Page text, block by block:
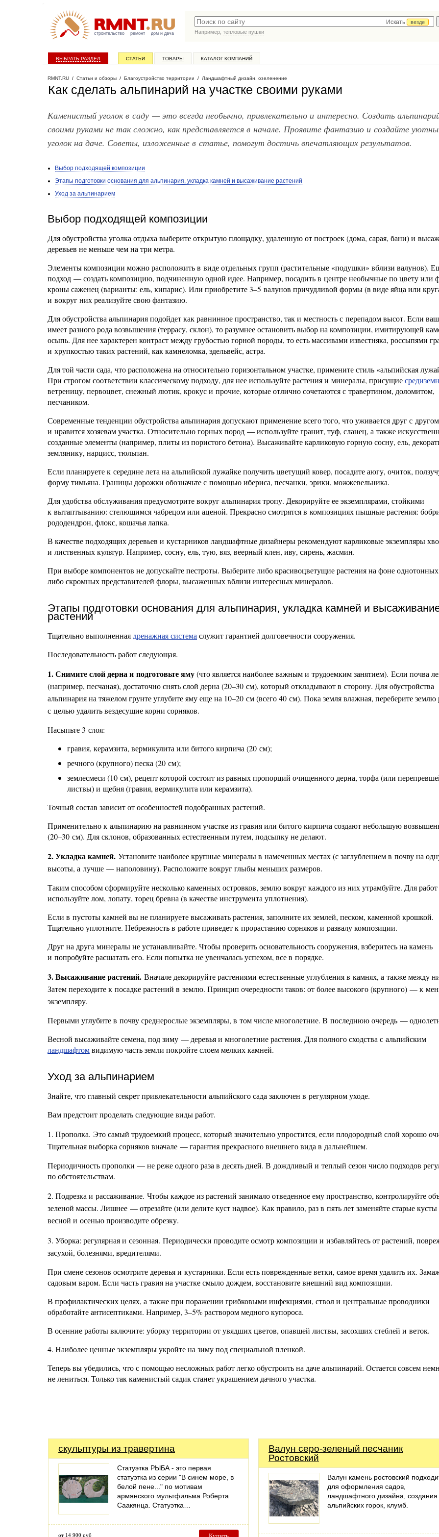
строительство ремонт дом и дача
Искать
везде
Например, тепловые пушки
ВЫБРАТЬ РАЗДЕЛ СТАТЬИ ТОВАРЫ КАТАЛОГ КОМПАНИЙ
RMNT.RU / Статьи и обзоры / Благоустройство территории / Ландшафтный дизайн, озеленение
Как сделать альпинарий на участке своими руками
Каменистый уголок в саду — это всегда необычно, привлекательно и интересно. Создать
своими руками не так сложно, как представляется в начале. Проявите фантазию и создайте
уголок на даче. Советы, изложенные в статье, помогут достичь впечатляющих результатов.
Выбор подходящей композиции
Этапы подготовки основания для альпинария, укладка камней и высаживание растений
Уход за альпинарием
Выбор подходящей композиции
Для обустройства уголка отдыха выберите открытую площадку, удаленную от построек (дома, сарая, бани) и
деревьев не меньше чем на три метра.
Элементы композиции можно расположить в виде отдельных групп (растительные «подушки» вблизи валунов).
подход — создать композицию, подчиненную одной идее. Например, посадить в центре необычные по цвету или
кроны саженец (варианты: ель, кипарис). Или приобретите 3–5 валунов причудливой формы (в виде яйца или
и вокруг них реализуйте свою фантазию.
Для обустройства альпинария подойдет как равнинное пространство, так и местность с перепадом высот. Если
имеет разного рода возвышения (террасу, склон), то разумнее остановить выбор на композиции, имитирующей
осыпь. Для нее характерен контраст между грубостью горной породы, то есть массивами известняка, россыпями
и хрупкостью таких растений, как камнеломка, эдельвейс, астра.
Для той части сада, что расположена на относительно горизонтальном участке, примените стиль «альпийская
При строгом соответствии классическому подходу, для нее используйте растения и минералы, присущие
ветреницу, первоцвет, снежный лютик, крокус и прочие, которые отлично сочетаются с травертином, доломитом,
песчаником.
Современные тенденции обустройства альпинария допускают применение всего того, что уживается друг с другом
и нравится хозяевам участка. Относительно горных пород — используйте гранит, туф, сланец, а также
созданные элементы (например, плиты из пористого бетона). Высаживайте карликовую горную сосну, ель,
землянику, нарцисс, тюльпан.
Если планируете к середине лета на альпийской лужайке получить цветущий ковер, посадите аюгу, очиток,
форму тимьяна. Границы дорожки обозначьте с помощью ибериса, песчанки, эрики, можжевельника.
Для удобства обслуживания предусмотрите вокруг альпинария тропу. Декорируйте ее экземплярами, стойкими
к вытаптыванию: стелющимся чабрецом или аценой. Прекрасно смотрятся в композициях пышные растения:
рододендрон, флокс, кошачья лапка.
В качестве подходящих деревьев и кустарников ландшафтные дизайнеры рекомендуют карликовые экземпляры
и лиственных культур. Например, сосну, ель, тую, вяз, веерный клен, иву, сирень, жасмин.
При выборе компонентов не допускайте пестроты. Выберите либо красивоцветущие растения на фоне
либо скромных представителей флоры, высаженных вблизи интересных минералов.
Этапы подготовки основания для альпинария, укладка камней и
растений
Тщательно выполненная дренажная система служит гарантией долговечности сооружения.
Последовательность работ следующая.
1. Снимите слой дерна и подготовьте яму(что является наиболее важным и трудоемким занятием). Если почва
(например, песчаная), достаточно снять слой дерна (20–30 см), который откладывают в сторону. Для обустройства
альпинария на тяжелом грунте углубите яму еще на 10–20 см (всего 40 см). Пока земля влажная, переберите землю
с целью удалить вездесущие корни сорняков.
Насыпьте 3 слоя:
гравия, керамзита, вермикулита или битого кирпича (20 см);
речного (крупного) песка (20 см);
землесмеси (10 см), рецепт которой состоит из равных пропорций очищенного дерна, торфа (или
листвы) и щебня (гравия, вермикулита или керамзита).
Точный состав зависит от особенностей подобранных растений.
Применительно к альпинарию на равнинном участке из гравия или битого кирпича создают небольшую
(20–30 см). Для склонов, образованных естественным путем, подсыпку не делают.
2. Укладка камней. Установите наиболее крупные минералы в намеченных местах (с заглублением в почву на
высоты, а лучше — наполовину). Расположите вокруг глыбы меньших размеров.
Таким способом сформируйте несколько каменных островков, землю вокруг каждого из них утрамбуйте. Для работ
используйте лом, лопату, торец бревна (в качестве инструмента уплотнения).
Если в пустоты камней вы не планируете высаживать растения, заполните их землей, песком, каменной крошкой.
Тщательно уплотните. Небрежность в работе приведет к прорастанию сорняков и развалу композиции.
Друг на друга минералы не устанавливайте. Чтобы проверить основательность сооружения, взберитесь на камень
и попробуйте расшатать его. Если попытка не увенчалась успехом, все в порядке.
3. Высаживание растений. Вначале декорируйте растениями естественные углубления в камнях, а также между
Затем переходите к посадке растений в землю. Принцип очередности таков: от более высокого (крупного) — к
экземпляру.
Первыми углубите в почву среднерослые экземпляры, в том числе многолетние. В последнюю очередь —
Весной высаживайте семена, под зиму — деревья и многолетние растения. Для полного сходства с альпийским
ландшафтомвидимую часть земли покройте слоем мелких камней.
Уход за альпинарием
Знайте, что главный секрет привлекательности альпийского сада заключен в регулярном уходе.
Вам предстоит проделать следующие виды работ.
1. Прополка. Это самый трудоемкий процесс, который значительно упростится, если плодородный слой хорошо
Тщательная выборка сорняков вначале — гарантия прекрасного внешнего вида в дальнейшем.
Периодичность прополки — не реже одного раза в десять дней. В дождливый и теплый сезон число подходов
по обстоятельствам.
2. Подрезка и рассаживание. Чтобы каждое из растений занимало отведенное ему пространство, контролируйте
зеленой массы. Лишнее — отрезайте (или делите куст надвое). Как правило, раз в пять лет заменяйте старые
весной и осенью производите обрезку.
3. Уборка: регулярная и сезонная. Периодически проводите осмотр композиции и избавляйтесь от растений,
засухой, болезнями, вредителями.
При смене сезонов осмотрите деревья и кустарники. Если есть поврежденные ветки, самое время удалить их.
садовым варом. Если часть гравия на участке смыло дождем, восстановите внешний вид композиции.
В профилактических целях, а также при поражении грибковыми инфекциями, ствол и центральные проводники
обработайте антисептиками. Например, 3–5% раствором медного купороса.
В осенние работы включите: уборку территории от увядших цветов, опавшей листвы, засохших стеблей и веток.
4. Наиболее ценные экземпляры укройте на зиму под специальной пленкой.
Теперь вы убедились, что с помощью несложных работ легко обустроить на даче альпинарий. Остается совсем
не лениться. Только так каменистый садик станет украшением дачного участка.
скульптуры из травертина
Статуэтка РЫБА - это первая
статуэтка из серии "В синем море, в
белой пене..." по мотивам
армянского мультфильма Роберта
Саакянца. Статуэтка…
от 14 900 руб
Валун серо-зеленый песчаник
Ростовский
Валун камень ростовский
для оформления садов,
ландшафтного дизайна, создания
альпийских горок, клумб.